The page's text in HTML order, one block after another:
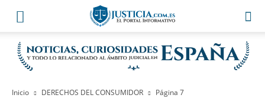
Inicio DERECHOS DEL CONSUMIDOR Página 7